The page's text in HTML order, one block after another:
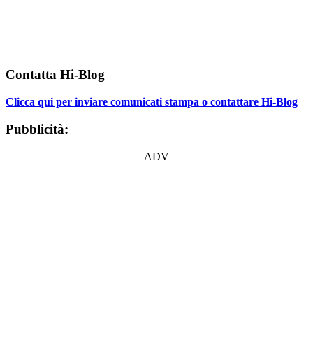
Contatta Hi-Blog
Clicca qui per inviare comunicati stampa o contattare Hi-Blog
Pubblicità:
ADV